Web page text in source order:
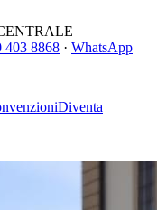
403 8868 · WhatsApp
Diventa